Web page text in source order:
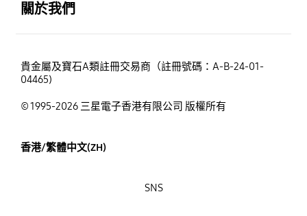
關於我們
貴金屬及寶石A類註冊交易商（註冊號碼：A-B-24-01-
04465)
© 1995-2026 三星電子香港有限公司 版權所有
香港/繁體中文(ZH)
SNS